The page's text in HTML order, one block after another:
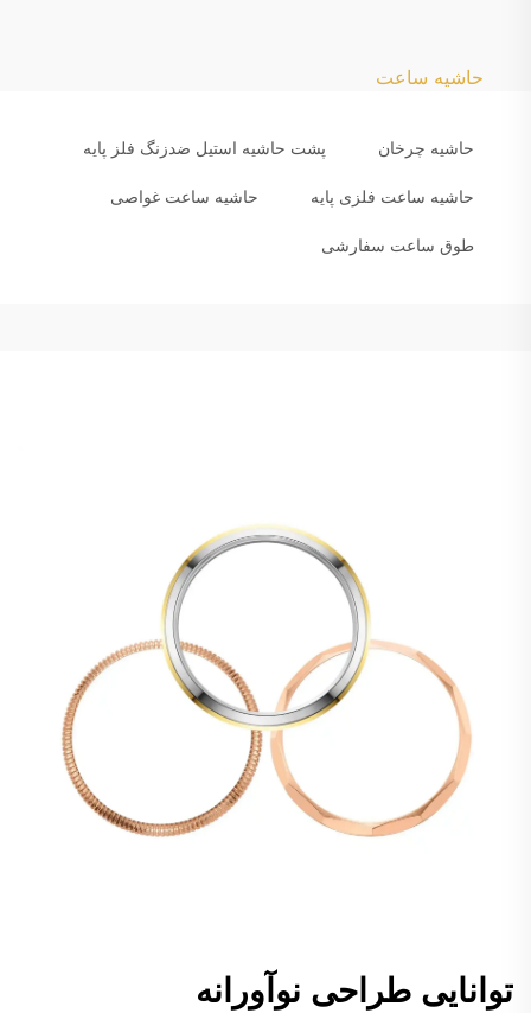
حاشیه ساعت
حاشیه چرخان پشت حاشیه استیل ضدزنگ فلز پایه
حاشیه ساعت فلزی پایه حاشیه ساعت غواصی
طوق ساعت سفارشی
توانایی طراحی نوآورانه